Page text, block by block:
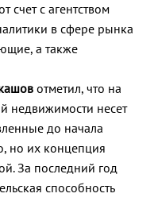
счет с агентством
в сфере рынка
а также
отметил, что на
недвижимости несет
до начала
но их концепция
За последний год
способность